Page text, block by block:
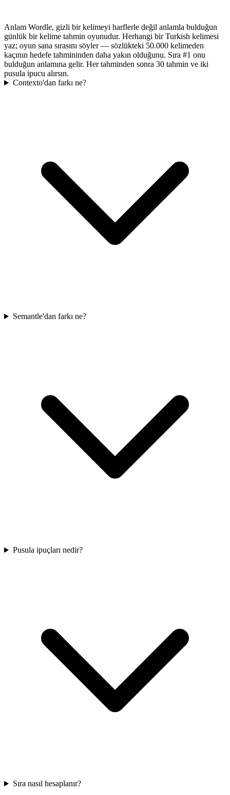
Anlam Wordle, gizli bir kelimeyi harflerle değil anlamla bulduğun
günlük bir kelime tahmin oyunudur. Herhangi bir Turkish kelimesi
yaz; oyun sana sırasını söyler — sözlükteki 50.000 kelimeden
kaçının hedefe tahmininden daha yakın olduğunu. Sıra #1 onu
bulduğun anlamına gelir. Her tahminden sonra 30 tahmin ve iki
pusula ipucu alırsın.
Contexto'dan farkı ne?
Semantle'dan farkı ne?
Pusula ipuçları nedir?
Sıra nasıl hesaplanır?